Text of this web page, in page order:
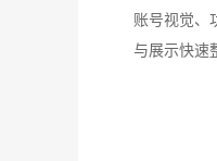
账号视觉、
与展示快速